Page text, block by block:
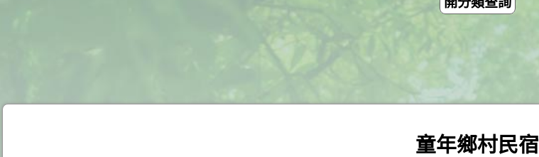
童年鄉村民宿